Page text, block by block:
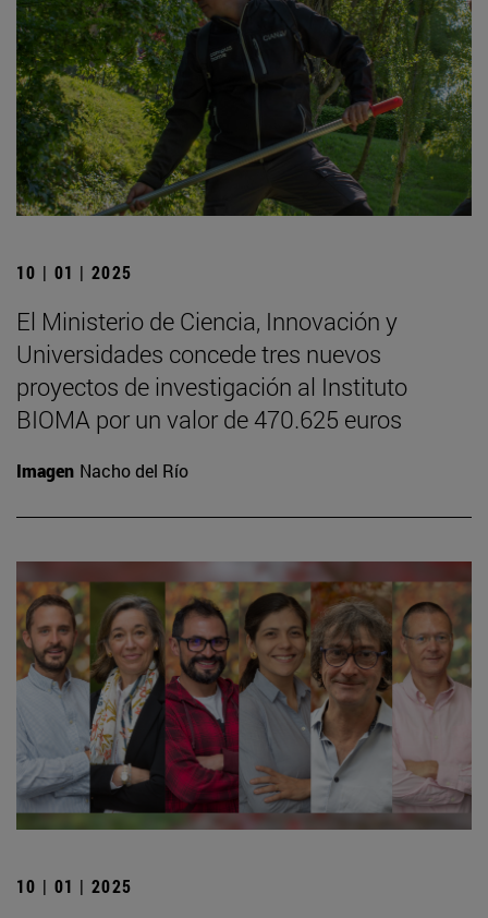
10 | 01 | 2025
El Ministerio de Ciencia, Innovación y
Universidades concede tres nuevos
proyectos de investigación al Instituto
BIOMA por un valor de 470.625 euros
Imagen Nacho del Río
10 | 01 | 2025